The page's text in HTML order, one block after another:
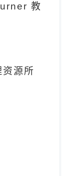
教
资源所